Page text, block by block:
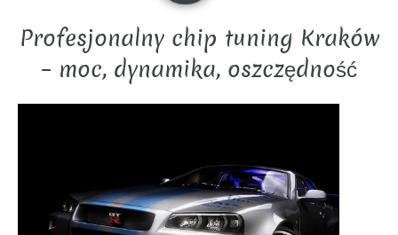
Profesjonalny chip tuning Kraków
– moc, dynamika, oszczędność